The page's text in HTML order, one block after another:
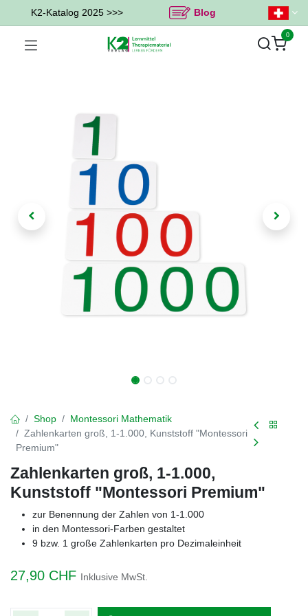
K2-Katalog 2025 >>> Blog
0
Shop
Montessori Mathematik
Zahlenkarten groß, 1-1.000, Kunststoff "Montessori
Premium"
Zahlenkarten groß, 1-1.000,
Kunststoff "Montessori Premium"
zur Benennung der Zahlen von 1-1.000
in den Montessori-Farben gestaltet
9 bzw. 1 große Zahlenkarten pro Dezimaleinheit
27,90 CHF Inklusive MwSt.